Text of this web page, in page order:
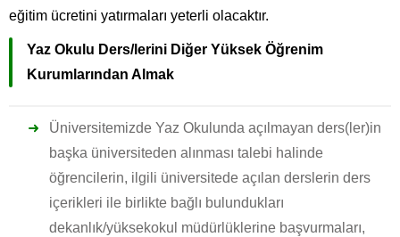
eğitim ücretini yatırmaları yeterli olacaktır.
Yaz Okulu Ders/lerini Diğer Yüksek Öğrenim
Kurumlarından Almak
Üniversitemizde Yaz Okulunda açılmayan ders(ler)in
başka üniversiteden alınması talebi halinde
öğrencilerin, ilgili üniversitede açılan derslerin ders
içerikleri ile birlikte bağlı bulundukları
dekanlık/yüksekokul müdürlüklerine başvurmaları,